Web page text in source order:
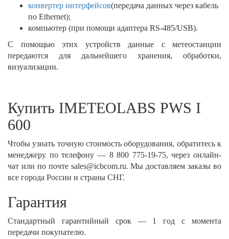
конвертер интерфейсов(передача данных через кабель
по Ethernet);
компьютер (при помощи адаптера RS-485/USB).
С помощью этих устройств данные с метеостанции
передаются для дальнейшего хранения, обработки,
визуализации.
Купить IMETEOLABS PWS I
600
Чтобы узнать точную стоимость оборудования, обратитесь к
менеджеру по телефону — 8 800 775-19-75, через онлайн-
чат или по почте sales@icbcom.ru. Мы доставляем заказы во
все города России и страны СНГ.
Гарантия
Стандартный гарантийный срок — 1 год с момента
передачи покупателю.